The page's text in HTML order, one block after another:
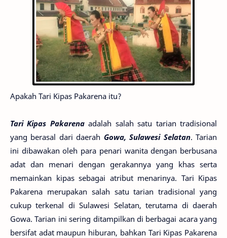
Apakah Tari Kipas Pakarena itu?
Tari Kipas Pakarenaadalah salah satu tarian tradisional
yang berasal dari daerah Gowa, Sulawesi Selatan. Tarian
ini dibawakan oleh para penari wanita dengan berbusana
adat dan menari dengan gerakannya yang khas serta
memainkan kipas sebagai atribut menarinya. Tari Kipas
Pakarena merupakan salah satu tarian tradisional yang
cukup terkenal di Sulawesi Selatan, terutama di daerah
Gowa. Tarian ini sering ditampilkan di berbagai acara yang
bersifat adat maupun hiburan, bahkan Tari Kipas Pakarena